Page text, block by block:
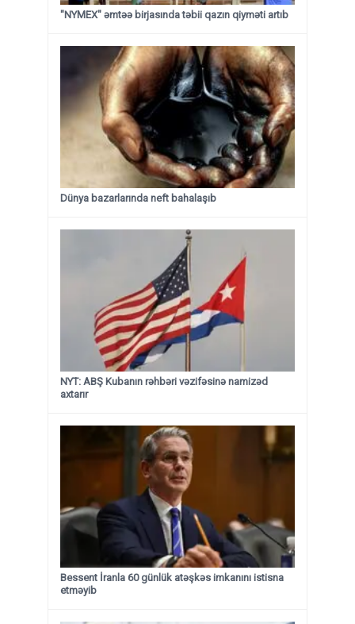
"NYMEX" əmtəə birjasında təbii qazın qiyməti artıb
Dünya bazarlarında neft bahalaşıb
NYT: ABŞ Kubanın rəhbəri vəzifəsinə namizəd
axtarır
Bessent İranla 60 günlük atəşkəs imkanını istisna
etməyib